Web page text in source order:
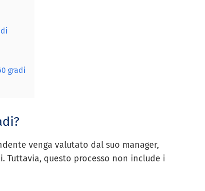
gradi
venga valutato dal suo manager,
Tuttavia, questo processo non include i